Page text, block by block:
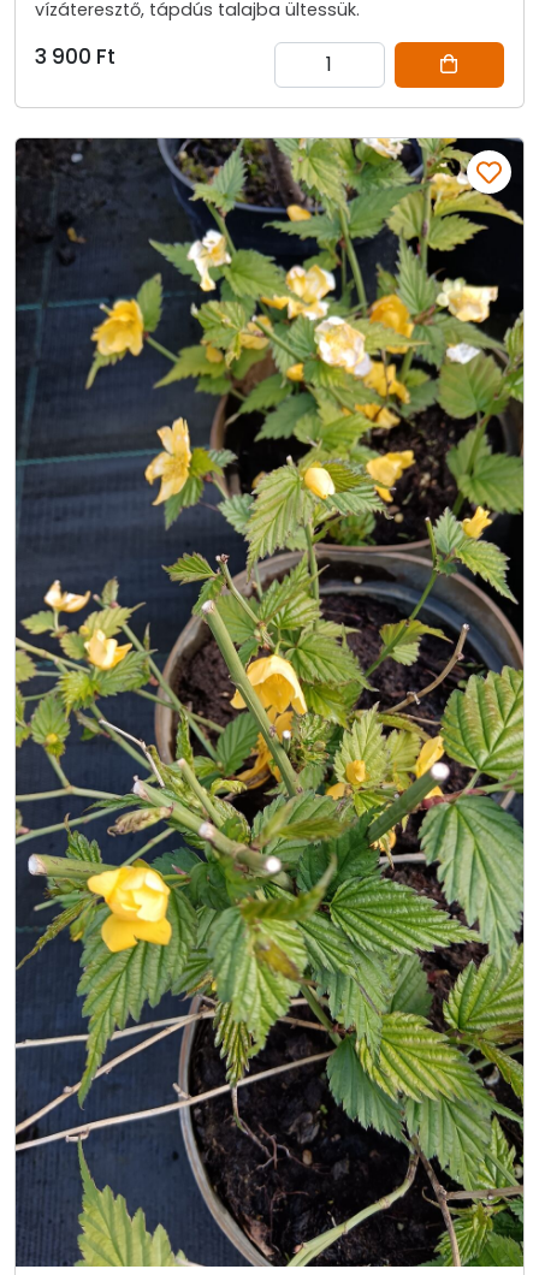
vízáteresztő, tápdús talajba ültessük.
3 900 Ft